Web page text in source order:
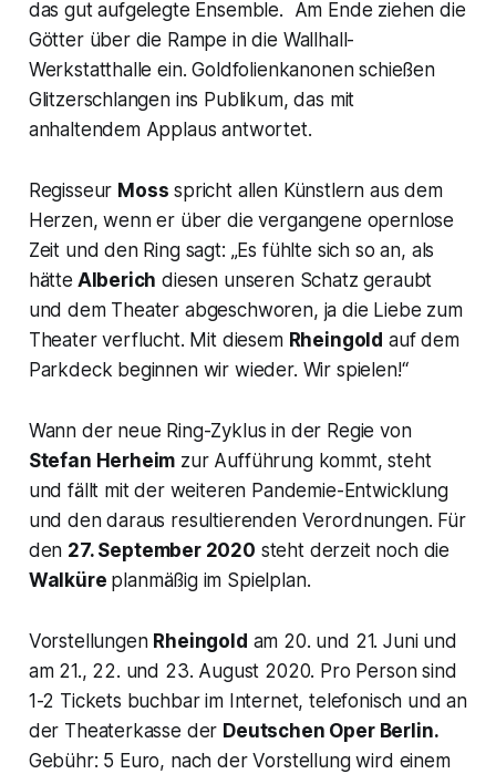
das gut aufgelegte Ensemble. Am Ende ziehen die
Götter über die Rampe in die Wallhall-
Werkstatthalle ein. Goldfolienkanonen schießen
Glitzerschlangen ins Publikum, das mit
anhaltendem Applaus antwortet.
Regisseur Moss spricht allen Künstlern aus dem
Herzen, wenn er über die vergangene opernlose
Zeit und den Ring sagt: „Es fühlte sich so an, als
hätte Alberich diesen unseren Schatz geraubt
und dem Theater abgeschworen, ja die Liebe zum
Theater verflucht. Mit diesem Rheingold auf dem
Parkdeck beginnen wir wieder. Wir spielen!“
Wann der neue Ring-Zyklus in der Regie von
Stefan Herheim zur Aufführung kommt, steht
und fällt mit der weiteren Pandemie-Entwicklung
und den daraus resultierenden Verordnungen. Für
den 27. September 2020 steht derzeit noch die
Walküre planmäßig im Spielplan.
Vorstellungen Rheingold am 20. und 21. Juni und
am 21., 22. und 23. August 2020. Pro Person sind
1-2 Tickets buchbar im Internet, telefonisch und an
der Theaterkasse der Deutschen Oper Berlin.
Gebühr: 5 Euro, nach der Vorstellung wird einem